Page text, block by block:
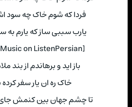
فردا که شوم خاک چه سود
یارب سببی ساز که یارم
[Persian Music on ListenPersian]
باز اید و برهاندم از بند
خاک ره ان یار سفر کرده
تا چشم جهان بین کنمش